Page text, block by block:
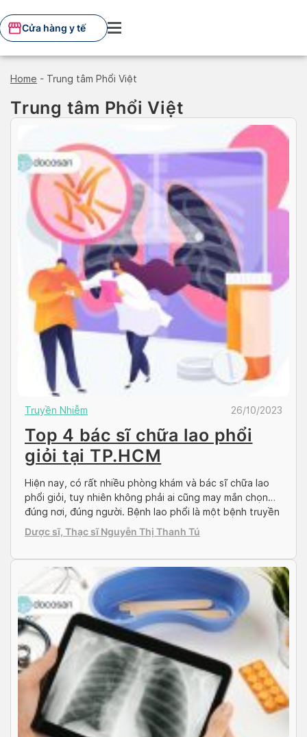
to
content
Cửa hàng y tế
Home - Trung tâm Phổi Việt
Trung tâm Phổi Việt
Truyền Nhiễm 26/10/2023
Top 4 bác sĩ chữa lao phổi
giỏi tại TP.HCM
Hiện nay, có rất nhiều phòng khám và bác sĩ chữa lao
phổi giỏi, tuy nhiên không phải ai cũng may mắn chọn
đúng nơi, đúng người. Bệnh lao phổi là một bệnh truyền
nhiễm nguy hiểm, có nguy cơ cao gây tử vong nếu
không được điều trị kịp thời. Do đó, Doctor có […]
Dược sĩ, Thạc sĩ Nguyễn Thị Thanh Tú